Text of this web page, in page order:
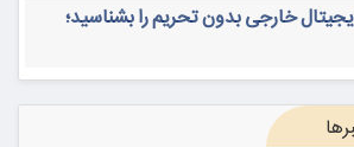
خارجی بدون تحریم را بشناسید؛